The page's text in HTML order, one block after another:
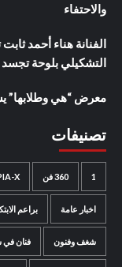
والاحتفاء
الفنانة هناء أحمد
التشكيلي بلوحة
معرض “هي وطلابها”
تصنيفات
1 360 فن X
اخبار عامة براعم
شغف وفنون فنان